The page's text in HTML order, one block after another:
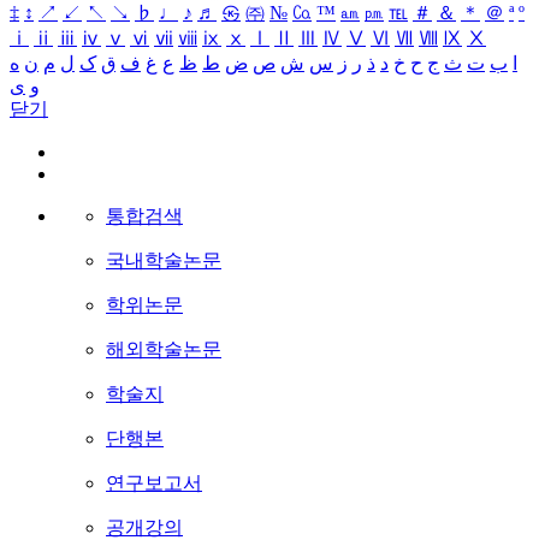
‡ ↕ ↗ ↙ ↖ ↘ ♭ ♩ ♪ ♬ ㉿ ㈜ № ㏇ ™ ㏂ ㏘ ℡ ＃ ＆ ＊ ＠ ª º
ⅰ
ⅱ ⅲ ⅳ ⅴ ⅵ ⅶ ⅷ ⅸ ⅹ Ⅳ Ⅴ Ⅵ Ⅶ Ⅷ Ⅸ Ⅹ
ب ت ث ج ح خ د ذ ر ز س ش ص ض ط ظ ع غ ف ق ک ل م ن ه
و ی
닫기
통합검색
국내학술논문
학위논문
해외학술논문
학술지
단행본
연구보고서
공개강의